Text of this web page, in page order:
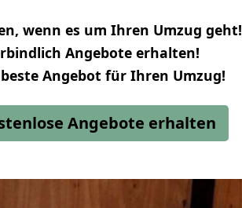
wenn es um Ihren Umzug geht!
Angebote erhalten!
beste Angebot für Ihren Umzug!
Angebote erhalten